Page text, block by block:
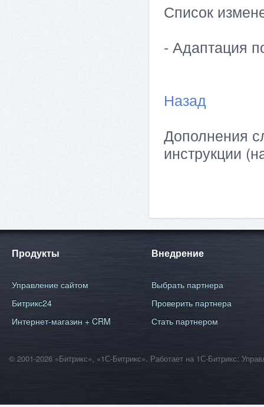
Список
- Адаптация
Назад
Дополнения
инструкции
Продукты
Управление сайтом
Битрикс24
Интернет-магазин + CRM
Внедрение
Выбрать партнера
Проверить партнера
Стать партнером
© 2001-2026 «Битрикс», «1С-Битрикс». Работает на 1С-Битрикс: